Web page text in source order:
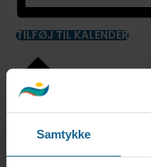
Samtykke
TILFØJ TIL KALENDER